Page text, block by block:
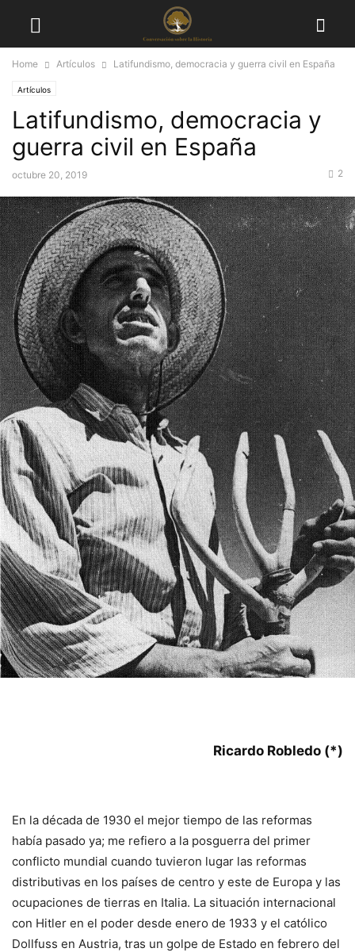
Home Artículos Latifundismo, democracia y guerra civil en España
Artículos
Latifundismo, democracia y
guerra civil en España
octubre 20, 2019 2
Ricardo Robledo (*)
En la década de 1930 el mejor tiempo de las reformas
había pasado ya; me refiero a la posguerra del primer
conflicto mundial cuando tuvieron lugar las reformas
distributivas en los países de centro y este de Europa y las
ocupaciones de tierras en Italia. La situación internacional
con Hitler en el poder desde enero de 1933 y el católico
Dollfuss en Austria, tras un golpe de Estado en febrero del